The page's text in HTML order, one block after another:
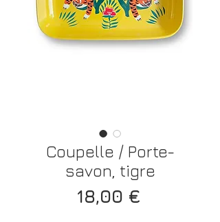
Coupelle / Porte-
savon, tigre
18,00 €Prix